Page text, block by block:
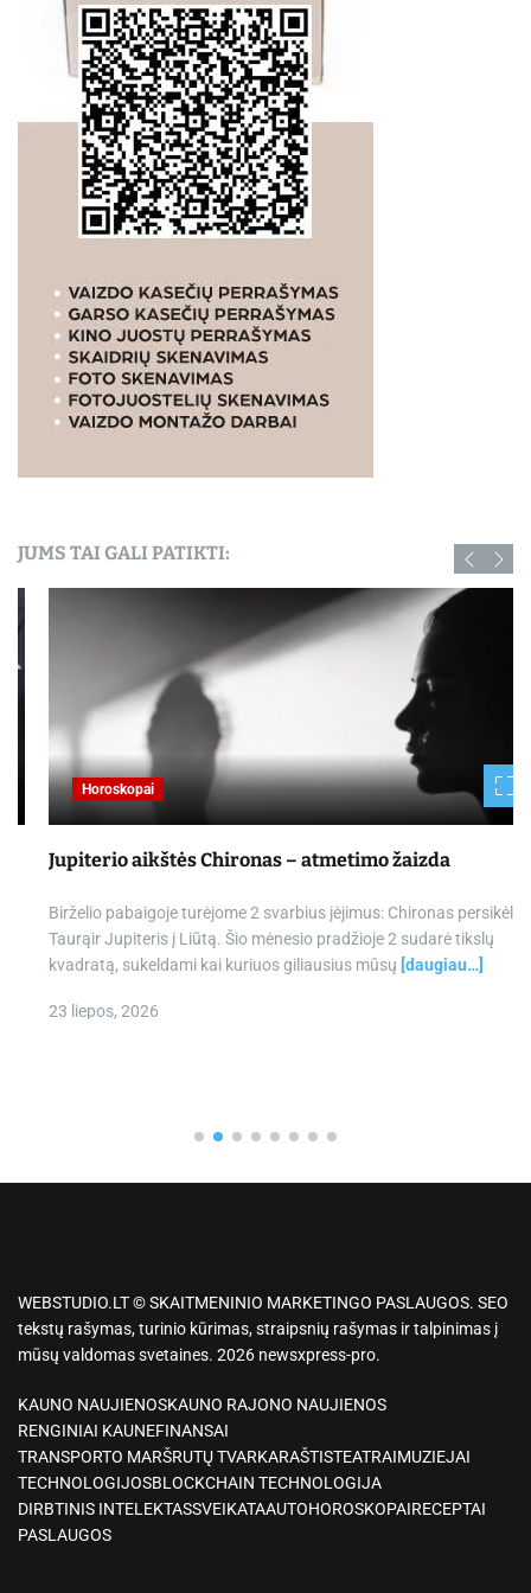
JUMS TAI GALI PATIKTI:
Horoskopai
Jupiterio aikštės Chironas – atmetimo žaizda
Birželio pabaigoje turėjome 2 svarbius įėjimus: Chironas persikėlė į
Taurąir Jupiteris į Liūtą. Šio mėnesio pradžioje 2 sudarė tikslų
kvadratą, sukeldami kai kuriuos giliausius mūsų[daugiau…]
23 liepos, 2026
WEBSTUDIO.LT © SKAITMENINIO MARKETINGO PASLAUGOS. SEO
tekstų rašymas, turinio kūrimas, straipsnių rašymas ir talpinimas į
mūsų valdomas svetaines. 2026 newsxpress-pro.
KAUNO NAUJIENOSKAUNO RAJONO NAUJIENOS
RENGINIAI KAUNEFINANSAI
TRANSPORTO MARŠRUTŲ TVARKARAŠTISTEATRAIMUZIEJAI
TECHNOLOGIJOSBLOCKCHAIN TECHNOLOGIJA
DIRBTINIS INTELEKTASSVEIKATAAUTOHOROSKOPAIRECEPTAI
PASLAUGOS